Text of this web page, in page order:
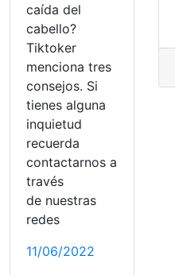
enlace,marca,TikTok
caída del
cabello?
Tiktoker
menciona tres
consejos. Si
tienes alguna
inquietud
recuerda
contactarnos a
través
de nuestras
redes
11/06/2022